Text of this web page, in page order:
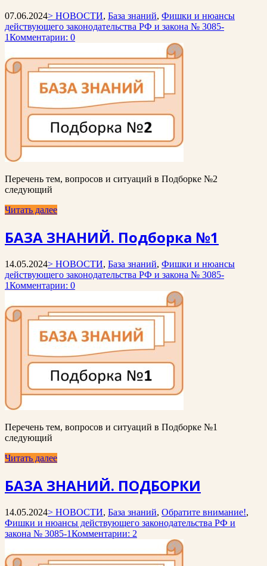
07.06.2024> НОВОСТИ, База знаний, Фишки и нюансы
действующего законодательства РФ и закона № 3085-
1Комментарии: 0
Перечень тем, вопросов и ситуаций в Подборке №2
следующий
Читать далее
БАЗА ЗНАНИЙ. Подборка №1
14.05.2024> НОВОСТИ, База знаний, Фишки и нюансы
действующего законодательства РФ и закона № 3085-
1Комментарии: 0
Перечень тем, вопросов и ситуаций в Подборке №1
следующий
Читать далее
БАЗА ЗНАНИЙ. ПОДБОРКИ
14.05.2024> НОВОСТИ, База знаний, Обратите внимание!,
Фишки и нюансы действующего законодательства РФ и
закона № 3085-1Комментарии: 2